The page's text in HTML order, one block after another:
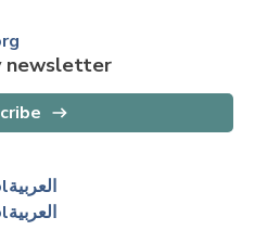
newsletter
العربية
العربية